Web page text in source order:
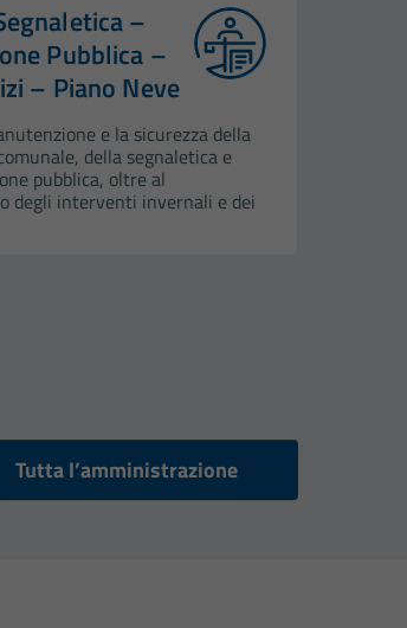
–
Pubblica –
– Piano Neve
e la sicurezza della
della segnaletica e
pubblica, oltre al
degli interventi invernali e dei
Tutta l’amministrazione